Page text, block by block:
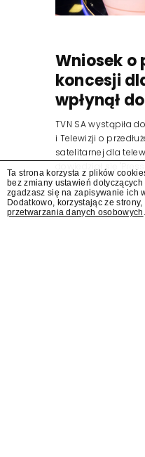
Wniosek o
koncesji
wpłynął
TVN SA wystąpiła
i Telewizji o
satelitarnej dla
dowiedział się
Ta strona korzysta z plików
bez zmiany ustawień
zgadzasz się na zapisywanie ich
Dodatkowo, korzystając ze
przetwarzania danych osobowych